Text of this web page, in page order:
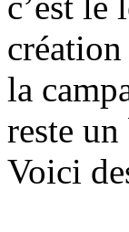
la
reste
Voici